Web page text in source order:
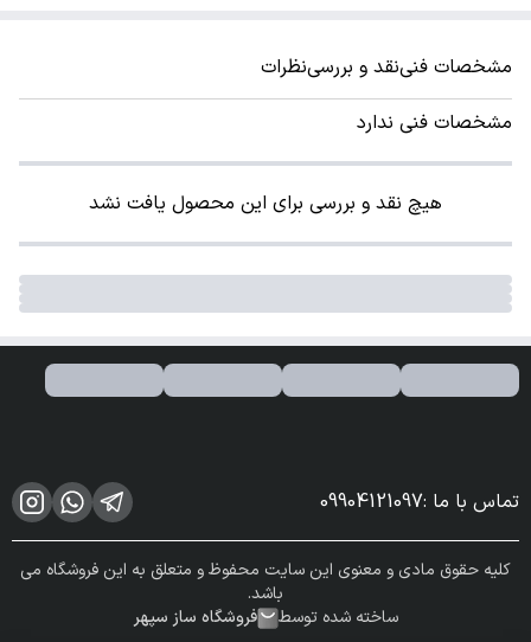
مشخصات فنینقد و بررسینظرات
مشخصات فنی ندارد
هیچ نقد و بررسی برای این محصول یافت نشد
تماس با ما :
09904121097
کلیه حقوق مادی و معنوی این سایت محفوظ و متعلق به این فروشگاه می
باشد.
ساخته شده توسط
فروشگاه ساز سپهر